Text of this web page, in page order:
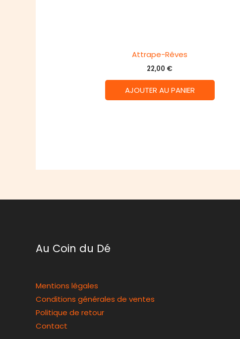
Attrape-Rêves
22,00 €
AJOUTER AU PANIER
Au Coin du Dé
Mentions légales
Conditions générales de ventes
Politique de retour
Contact